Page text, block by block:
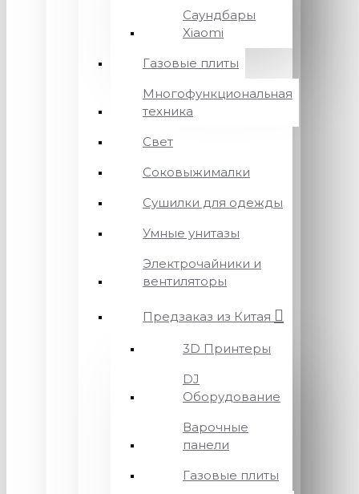
Саундбары
Xiaomi
Газовые плиты
Многофункциональная
техника
Свет
Соковыжималки
Сушилки для одежды
Умные унитазы
Электрочайники и
вентиляторы
Предзаказ из Китая
3D Принтеры
DJ
Оборудование
Варочные
панели
Газовые плиты